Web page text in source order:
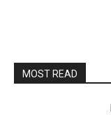
MOST READ